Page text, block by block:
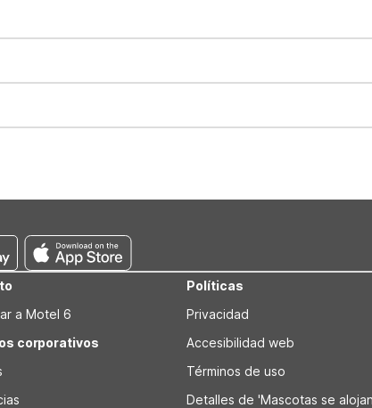
guests in their rooms and throughout the common
offer parking spaces for larger vehicles, subject to
pets are welcome per room. Please check with the
a Motel 6
corporativos
Políticas
Privacidad
Accesibilidad web
Términos de uso
Detalles de 'Mascotas se